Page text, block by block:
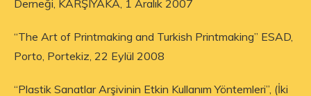
Derneği, KARŞIYAKA, 1 Aralık 2007
“The Art of Printmaking and Turkish Printmaking” ESAD,
Porto, Portekiz, 22 Eylül 2008
“Plastik Sanatlar Arşivinin Etkin Kullanım Yöntemleri”, (İki